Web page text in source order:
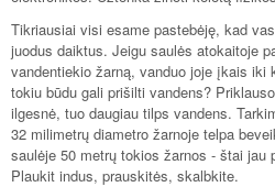
Tikriausiai visi esame pastebėję, kad
juodus daiktus. Jeigu saulės atokaitoje
vandentiekio žarną, vanduo joje įkais iki
tokiu būdu gali prišilti vandens?
ilgesnė, tuo daugiau tilps vandens.
32 milimetrų diametro žarnoje telpa
saulėje 50 metrų tokios žarnos - štai jau
Plaukit indus, prauskitės, skalbkite.